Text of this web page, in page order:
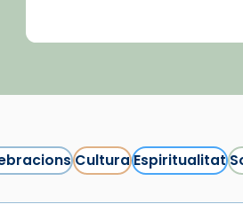
CulturaEspiritualitat